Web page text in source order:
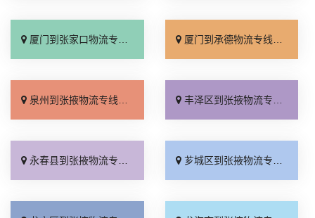
厦门到张家口物流专线_全境派送「多久能到」 厦门到承德物流专线_专业调车「合理收费」
泉州到张掖物流专线_全境到达「门到门配送」 丰泽区到张掖物流专线_实时跟踪 「送货上门」
永春县到张掖物流专线_高效运输「全程无虑」 芗城区到张掖物流专线_直发全境「急你所需」